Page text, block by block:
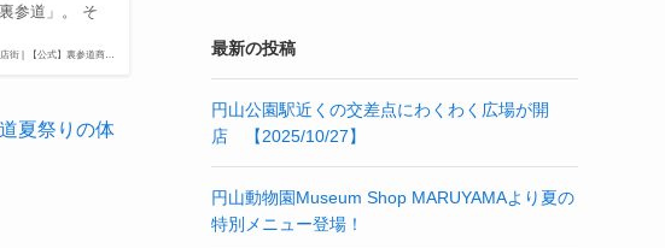
街 | 【公式】裏参道商…
参道」。 そ
夏祭りの体
最新の投稿
円山公園駅近くの交差点にわくわく広場が開
店 【2025/10/27】
円山動物園Museum Shop MARUYAMAより夏の
特別メニュー登場！